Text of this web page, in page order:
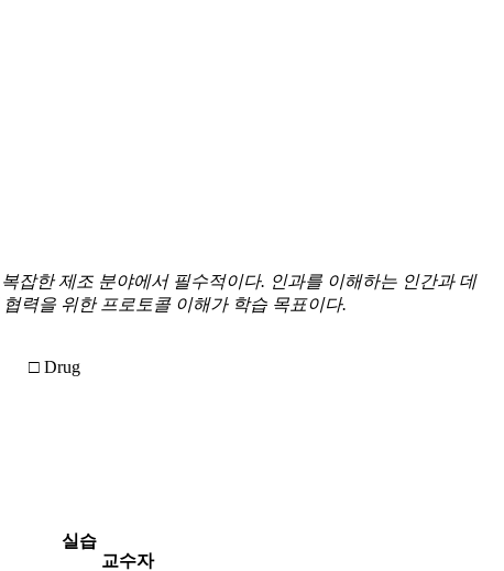
복잡한 제조 분야에서 필수적이다. 인과를 이해하는 인간과 데
협력을 위한 프로토콜 이해가 학습 목표이다.
□ Drug
실습
교수자